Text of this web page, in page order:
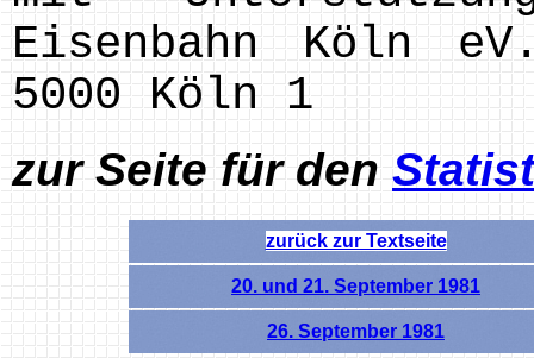
Eisenbahn Köln
5000 Köln 1
zur Seite für den
zurück zur Textseite
20. und 21. September 1981
26. September 1981